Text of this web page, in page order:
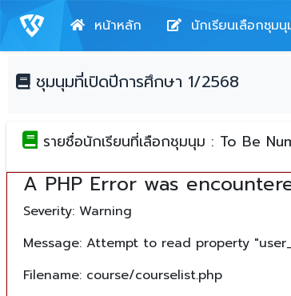
หน้าหลัก นักเรียนเลือกชุมนุ
ชุมนุมที่เปิดปีการศึกษา 1/2568
รายชื่อนักเรียนที่เลือกชุมนุม : To Be
A PHP Error was
Severity: Warning
Message: Attempt to read property
Filename: course/courselist.php